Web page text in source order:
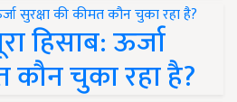
हिसाब: ऊर्जा
कौन चुका रहा है?